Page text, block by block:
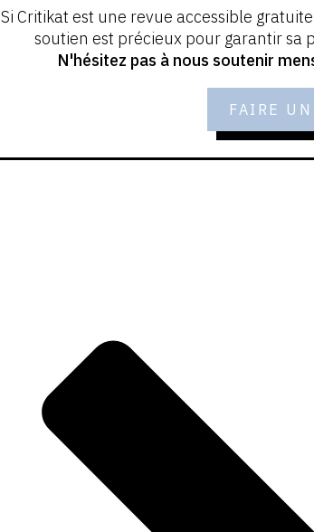
Si Critikat est une revue accessible
soutien est précieux pour garantir sa
N'hésitez pas à nous soutenir
FAIRE UN